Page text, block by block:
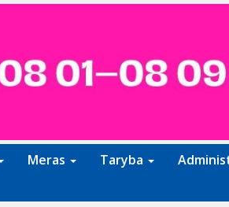
Meras Taryba